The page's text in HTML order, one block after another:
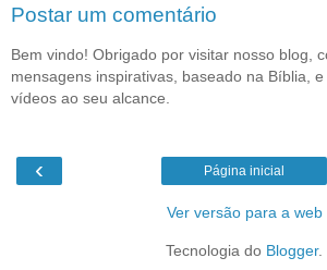
Postar um comentário
Bem vindo! Obrigado por visitar nosso blog,
mensagens inspirativas, baseado na Bíblia, e
vídeos ao seu alcance.
‹ Página inicial
Ver versão para a web
Tecnologia do Blogger.